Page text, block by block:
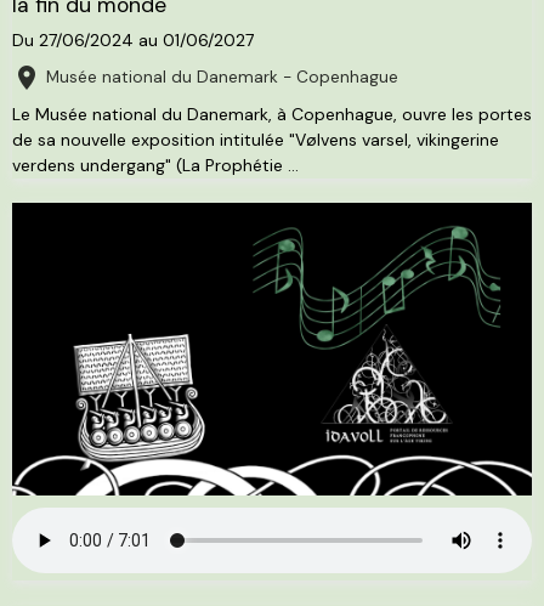
Du 27/06/2024 au 01/06/2027
Musée national du Danemark - Copenhague
Le Musée national du Danemark, à Copenhague, ouvre les portes
de sa nouvelle exposition intitulée "Vølvens varsel, vikingerine
verdens undergang" (La Prophétie ...